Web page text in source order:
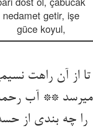
nedamet getir, işe
güce koyul,
تا از آن راهت
می‏رسد ** آب
را چه بندی از